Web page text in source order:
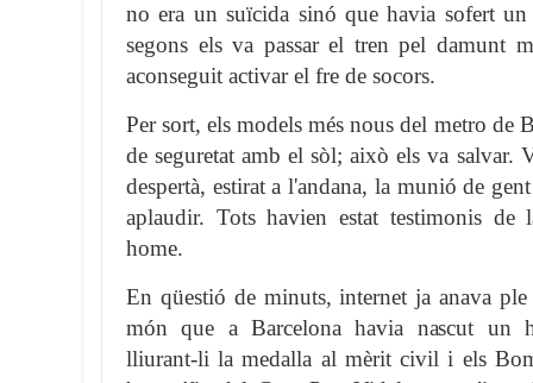
no era un suïcida sinó que havia sofert un
segons els va passar el tren pel damunt
aconseguit activar el fre de socors.
Per sort, els models més nous del metro de
de seguretat amb el sòl; això els va salvar.
despertà, estirat a l'andana, la munió de
aplaudir. Tots havien estat testimonis de
home.
En qüestió de minuts, internet ja anava
món que a Barcelona havia nascut un
lliurant-li la medalla al mèrit civil i els